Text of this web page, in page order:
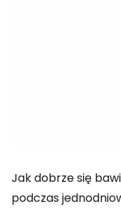
Jak dobrze się
podczas